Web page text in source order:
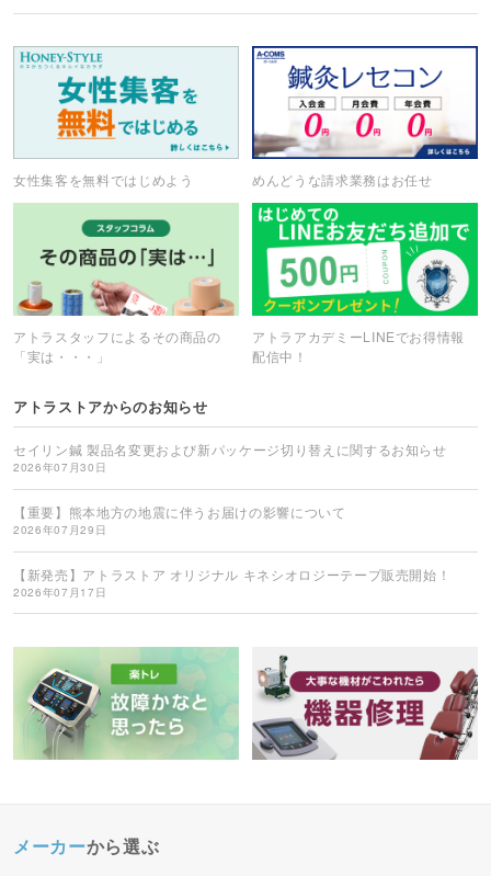
女性集客を無料ではじめよう めんどうな請求業務はお任せ
アトラスタッフによるその商品の
「実は・・・」
アトラアカデミーLINEでお得情報
配信中！
アトラストアからのお知らせ
セイリン鍼 製品名変更および新パッケージ切り替えに関するお知らせ
2026年07月30日
【重要】熊本地方の地震に伴うお届けの影響について
2026年07月29日
【新発売】アトラストア オリジナル キネシオロジーテープ販売開始！
2026年07月17日
メーカーから選ぶ